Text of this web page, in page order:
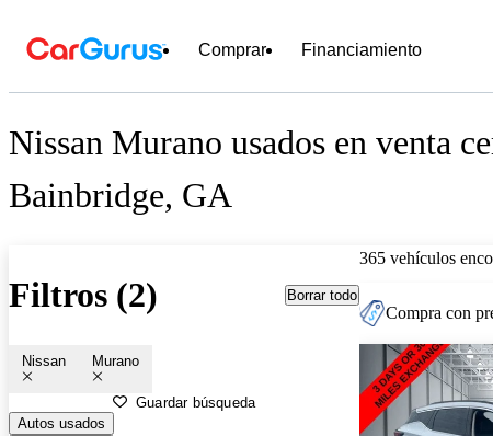
Comprar Financiamiento
Nissan Murano usados en venta
Bainbridge, GA
Filtros (2) Borrar todo
Nissan Murano
Guardar búsqueda
Autos usados
365 vehículos
Compra con